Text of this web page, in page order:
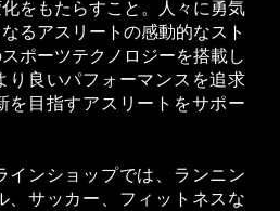
をもたらすこと。人々に勇気
るアスリートの感動的なスト
ポーツテクノロジーを搭載し
り良いパフォーマンスを追求
を目指すアスリートをサポー
インショップでは、ランニン
、サッカー、フィットネスな